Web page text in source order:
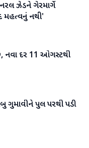
ઝેડને ગેરમાર્ગે
મહત્વનું નથી'
છે, નવા દર 11 ઓગસ્ટથી
ગુમાવીને પુલ પરથી પડી